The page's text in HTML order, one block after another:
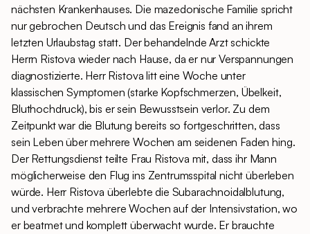
nächsten Krankenhauses. Die mazedonische Familie spricht
nur gebrochen Deutsch und das Ereignis fand an ihrem
letzten Urlaubstag statt. Der behandelnde Arzt schickte
Herrn Ristova wieder nach Hause, da er nur Verspannungen
diagnostizierte. Herr Ristova litt eine Woche unter
klassischen Symptomen (starke Kopfschmerzen, Übelkeit,
Bluthochdruck), bis er sein Bewusstsein verlor. Zu dem
Zeitpunkt war die Blutung bereits so fortgeschritten, dass
sein Leben über mehrere Wochen am seidenen Faden hing.
Der Rettungsdienst teilte Frau Ristova mit, dass ihr Mann
möglicherweise den Flug ins Zentrumsspital nicht überleben
würde. Herr Ristova überlebte die Subarachnoidalblutung,
und verbrachte mehrere Wochen auf der Intensivstation, wo
er beatmet und komplett überwacht wurde. Er brauchte